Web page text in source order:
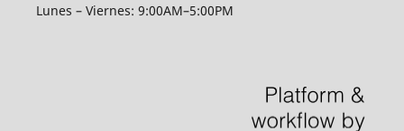
Lunes – Viernes: 9:00AM–5:00PM